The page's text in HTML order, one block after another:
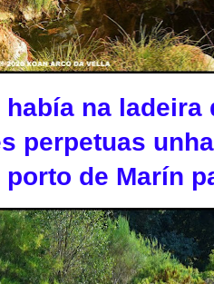
na ladeira
perpetuas
porto de Marín